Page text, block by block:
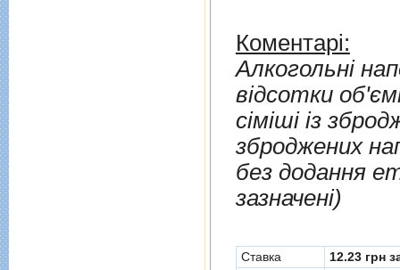
Коментарі:
Алкогольні
відсотки
сіміші із
зброджених
без додання
зазначені)
Cтавка
12.23 грн